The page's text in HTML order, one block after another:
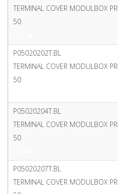
TERMINAL COVER MODULBOX
50
P05020202T.BL
TERMINAL COVER MODULBOX
50
P05020204T.BL
TERMINAL COVER MODULBOX
50
P05020207T.BL
TERMINAL COVER MODULBOX